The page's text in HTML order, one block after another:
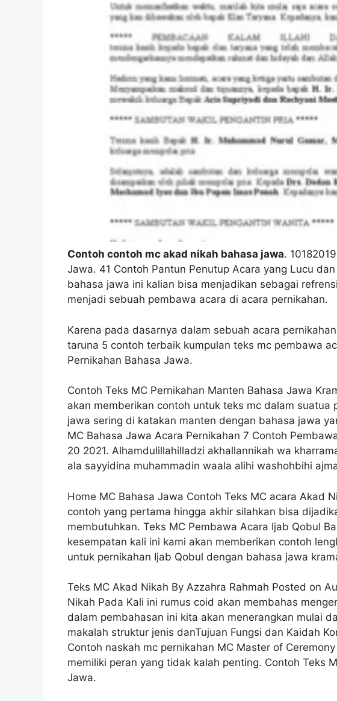
Contoh contoh mc akad nikah bahasa jawa.
Jawa. 41 Contoh Pantun Penutup Acara yang Lucu
bahasa jawa ini kalian bisa menjadikan sebagai
menjadi sebuah pembawa acara di acara pernikahan.
Karena pada dasarnya dalam sebuah acara
taruna 5 contoh terbaik kumpulan teks mc pembawa
Pernikahan Bahasa Jawa.
Contoh Teks MC Pernikahan Manten Bahasa Jawa
akan memberikan contoh untuk teks mc dalam suatua
jawa sering di katakan manten dengan bahasa jawa
MC Bahasa Jawa Acara Pernikahan 7 Contoh
20 2021. Alhamdulillahilladzi akhallannikah wa
ala sayyidina muhammadin waala alihi washohbihi
Home MC Bahasa Jawa Contoh Teks MC acara Akad
contoh yang pertama hingga akhir silahkan bisa
membutuhkan. Teks MC Pembawa Acara Ijab Qobul
kesempatan kali ini kami akan memberikan contoh
untuk pernikahan Ijab Qobul dengan bahasa jawa
Teks MC Akad Nikah By Azzahra Rahmah Posted on
Nikah Pada Kali ini rumus coid akan membahas
dalam pembahasan ini kita akan menerangkan mulai
makalah struktur jenis danTujuan Fungsi dan Kaidah
Contoh naskah mc pernikahan MC Master of
memiliki peran yang tidak kalah penting. Contoh Teks
Jawa.